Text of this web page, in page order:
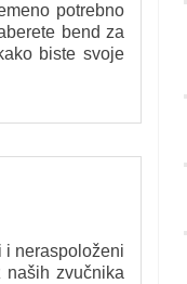
potrebno
bend za
biste svoje
i neraspoloženi
zvučnika